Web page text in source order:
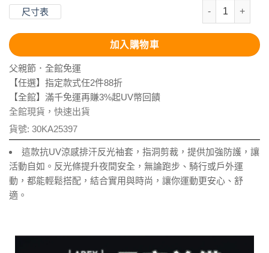
尺寸表
抗UV-Apex涼
加入購物車
父親節．全館免運
【任選】指定款式任2件88折
【全館】滿千免運再賺3%起UV幣回饋
全館現貨，快速出貨
貨號: 30KA25397
這款抗UV涼感排汗反光袖套，指洞剪裁，提供加強防護，讓
活動自如。反光條提升夜間安全，無論跑步、騎行或戶外運
動，都能輕鬆搭配，結合實用與時尚，讓你運動更安心、舒
適。